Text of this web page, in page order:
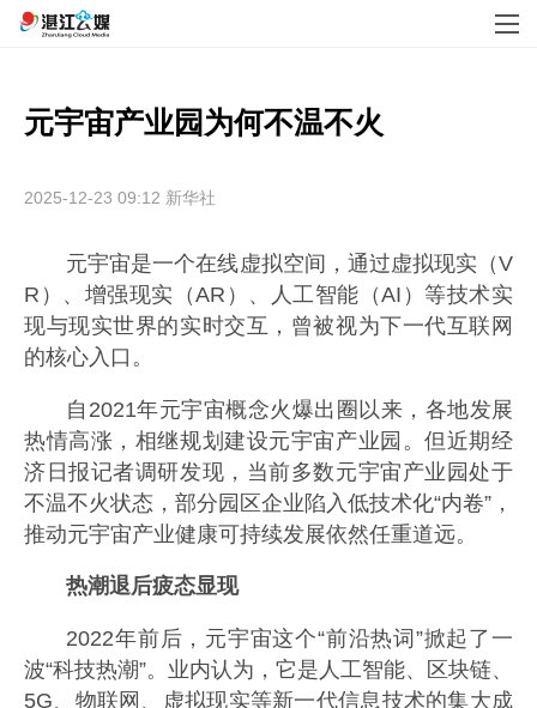
元宇宙产业园为何不温不火
2025-12-23 09:12 新华社
元宇宙是一个在线虚拟空间，通过虚拟现实（V
R）、增强现实（AR）、人工智能（AI）等技术实
现与现实世界的实时交互，曾被视为下一代互联网
的核心入口。
自2021年元宇宙概念火爆出圈以来，各地发展
热情高涨，相继规划建设元宇宙产业园。但近期经
济日报记者调研发现，当前多数元宇宙产业园处于
不温不火状态，部分园区企业陷入低技术化“内卷”，
推动元宇宙产业健康可持续发展依然任重道远。
热潮退后疲态显现
2022年前后，元宇宙这个“前沿热词”掀起了一
波“科技热潮”。业内认为，它是人工智能、区块链、
5G、物联网、虚拟现实等新一代信息技术的集大成